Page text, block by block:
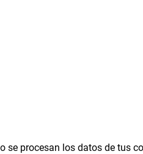
se procesan los datos de tus